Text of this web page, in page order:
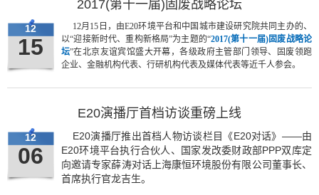
2017(第十一届)固废战略论坛
12
15
12月15日，由E20环境平台和中国城市建设研究院共同主办的、
以“迎接新时代、重构新格局”为主题的“2017(第十一届)固废战略论
坛”在北京友谊宾馆盛大开幕，各级政府主管部门领导、固废领跑
企业、金融机构代表、行研机构代表及媒体代表等近千人参会。
E20演播厅首档访谈重磅上线
12
06
E20演播厅推出首档人物访谈栏目《E20对话》——由
E20环境平台执行合伙人、国家发改委财政部PPP双库定
向邀请专家薛涛对话上海康恒环境股份有限公司董事长、
首席执行官龙吉生。